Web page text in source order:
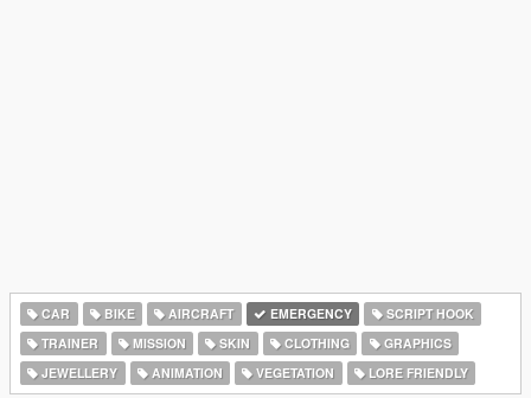
CAR BIKE AIRCRAFT EMERGENCY
SCRIPT HOOK
TRAINER
MISSION SKIN CLOTHING
GRAPHICS
JEWELLERY
ANIMATION VEGETATION LORE FRIENDLY